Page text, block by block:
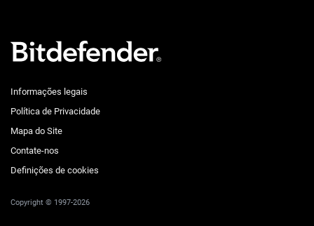
Informações legais
Política de Privacidade
Mapa do Site
Contate-nos
Definições de cookies
Copyright © 1997-2026